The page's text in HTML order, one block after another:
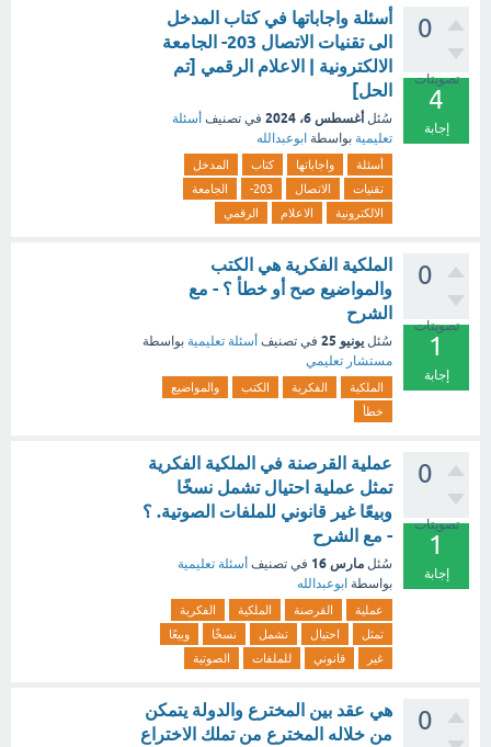
0
تصويتات
4
إجابة
أسئلة واجاباتها في كتاب المدخل
الى تقنيات الاتصال 203- الجامعة
الالكترونية | الاعلام الرقمي [تم
الحل]
سُئل أغسطس 6، 2024 في تصنيف أسئلة
تعليمية بواسطة ابوعبدالله
أسئلة واجاباتها كتاب
المدخل
تقنيات
الاتصال 203-
الجامعة
الالكترونية
الاعلام الرقمي
0
تصويتات
1
إجابة
الملكية الفكرية هي الكتب
والمواضيع صح أو خطأ ؟ - مع
الشرح
سُئل يونيو 25 في تصنيف أسئلة تعليمية بواسطة
مستشار تعليمي
الملكية الفكرية الكتب
والمواضيع
خطأ
0
تصويتات
1
إجابة
عملية القرصنة في الملكية الفكرية
تمثل عملية احتيال تشمل نسخًا
وبيعًا غير قانوني للملفات الصوتية. ؟
- مع الشرح
سُئل مارس 16 في تصنيف أسئلة تعليمية
بواسطة ابوعبدالله
عملية القرصنة الملكية
الفكرية
تمثل
احتيال تشمل نسخًا
وبيعًا
غير
قانوني للملفات الصوتية
0
هي عقد بين المخترع والدولة يتمكن
من خلاله المخترع من تملك الاختراع